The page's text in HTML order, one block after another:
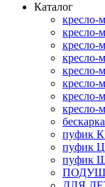
Каталог
пуфик
пуфик
пуфик